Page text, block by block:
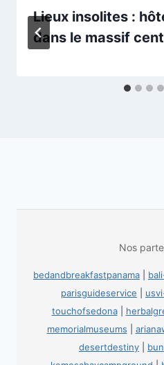
Lieux insolites :
dans le massif
Nos
bedandbreakfastpanama
parisguideservice
touchofsedona|
memorialmuseums
desertdestiny